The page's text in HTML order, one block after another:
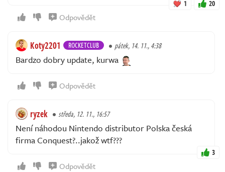
1 20
Odpovědět
Koty2201 ROCKETCLUB pátek, 14. 11., 4:38
Bardzo dobry update, kurwa
Odpovědět
ryzek středa, 12. 11., 16:57
Není náhodou Nintendo distributor Polska česká
firma Conquest?..jakož wtf???
3
Odpovědět